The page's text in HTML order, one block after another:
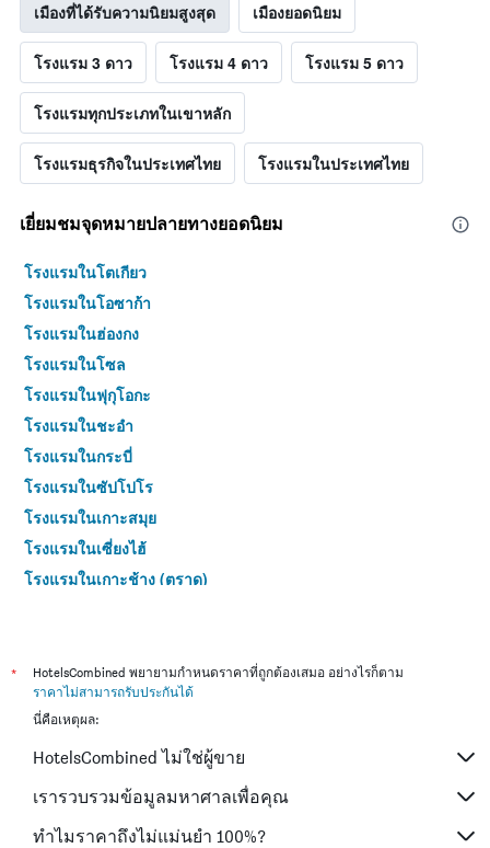
เมืองที่ได้รับความนิยมสูงสุด เมืองยอดนิยม
โรงแรม 3 ดาว โรงแรม 4 ดาว โรงแรม 5 ดาว
โรงแรมทุกประเภทในเขาหลัก
โรงแรมธุรกิจในประเทศไทย โรงแรมในประเทศไทย
เยี่ยมชมจุดหมายปลายทางยอดนิยม
โรงแรมในโตเกียว
โรงแรมในโอซาก้า
โรงแรมในฮ่องกง
โรงแรมในโซล
โรงแรมในฟุกุโอกะ
โรงแรมในชะอำ
โรงแรมในกระบี่
โรงแรมในซัปโปโร
โรงแรมในเกาะสมุย
โรงแรมในเซี่ยงไฮ้
โรงแรมในเกาะช้าง (ตราด)
โรงแรมในชลบุรี
โรงแรมในภูเก็ต
โรงแรมในระยอง
โรงแรมในเกียวโต
โรงแรมในสัตหีบ
โรงแรมในศรีราชา
*
HotelsCombined พยายามกำหนดราคาที่ถูกต้องเสมอ อย่างไรก็ตาม
ราคาไม่สามารถรับประกันได้
นี่คือเหตุผล:
HotelsCombined ไม่ใช่ผู้ขาย
เรารวบรวมข้อมูลมหาศาลเพื่อคุณ
ทำไมราคาถึงไม่แม่นยำ 100%?